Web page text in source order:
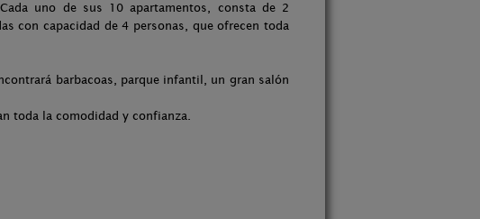
uno de sus 10 apartamentos, consta de 2
con capacidad de 4 personas, que ofrecen toda
barbacoas, parque infantil, un gran salón
toda la comodidad y confianza.